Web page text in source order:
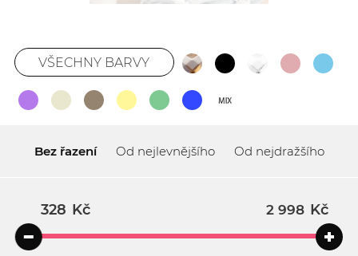
VŠECHNY BARVY
Bez řazení Od nejlevnějšího Od nejdražšího
Kč Kč